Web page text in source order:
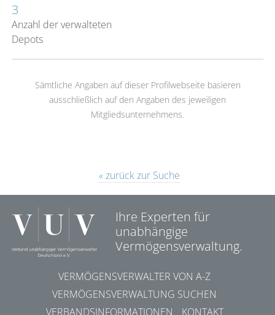
3
Anzahl der verwalteten
Depots
Sämtliche Angaben auf dieser Profilwebseite basieren
ausschließlich auf den Angaben des jeweiligen
Mitgliedsunternehmens.
« zurück zur Suche
Ihre Experten für
unabhängige
Vermögensverwaltung.
VERMÖGENSVERWALTER VON A-Z
VERMÖGENSVERWALTUNG SUCHEN
VERBANDSINFORMATIONEN
KONTAKT